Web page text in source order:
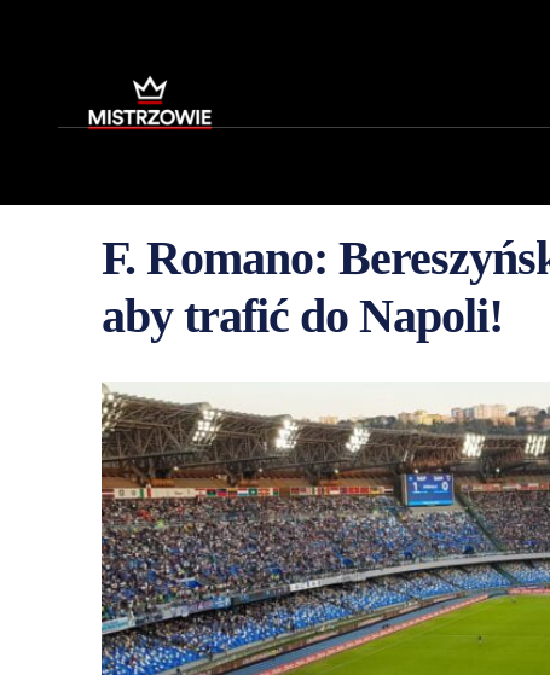
F. Romano:
aby trafić do Napoli!